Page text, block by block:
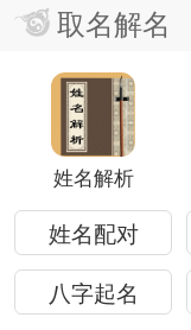
取名解名
姓名解析
姓名配对
八字起名